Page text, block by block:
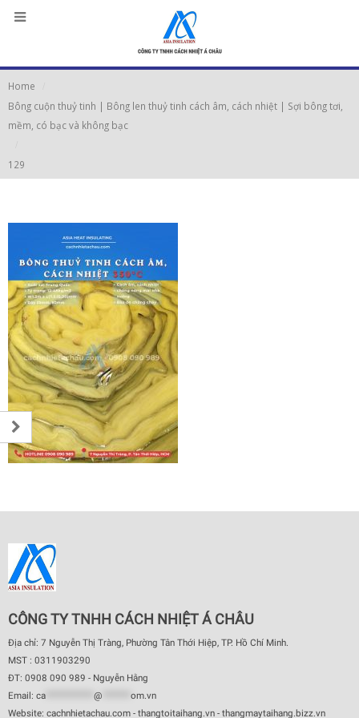
Home
Bông cuộn thuỷ tinh | Bông len thuỷ tinh cách âm, cách nhiệt | Sợi bông tơi,
mềm, có bạc và không bạc
129
CÔNG TY TNHH CÁCH NHIỆT Á CHÂU
Địa chỉ: 7 Nguyễn Thị Tràng, Phường Tân Thới Hiệp, TP. Hồ Chí Minh.
MST : 0311903290
ĐT: 0908 090 989 - Nguyễn Hằng
Email: ca @
om.vn
Website: cachnhietachau.com - thangtoitaihang.vn - thangmaytaihang.bizz.vn